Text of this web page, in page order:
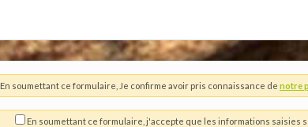
En soumettant ce formulaire, Je confirme avoir pris connaissance de notre
En soumettant ce formulaire, j'accepte que les informations saisies